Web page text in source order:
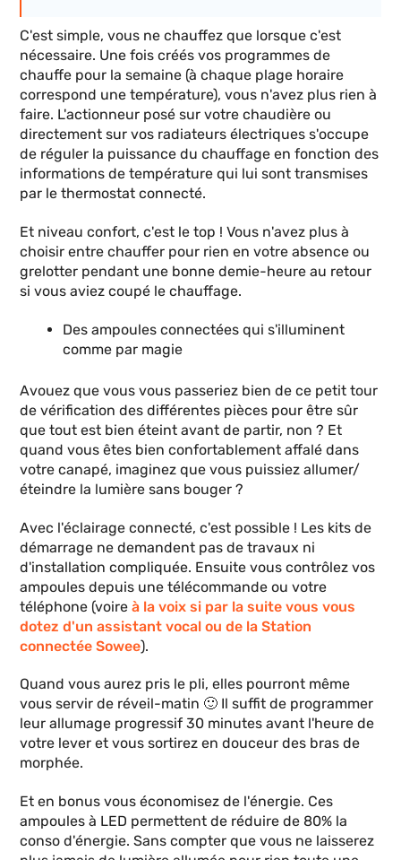
C'est simple, vous ne chauffez que lorsque c'est
nécessaire. Une fois créés vos programmes de
chauffe pour la semaine (à chaque plage horaire
correspond une température), vous n'avez plus rien à
faire. L'actionneur posé sur votre chaudière ou
directement sur vos radiateurs électriques s'occupe
de réguler la puissance du chauffage en fonction des
informations de température qui lui sont transmises
par le thermostat connecté.
Et niveau confort, c'est le top ! Vous n'avez plus à
choisir entre chauffer pour rien en votre absence ou
grelotter pendant une bonne demie-heure au retour
si vous aviez coupé le chauffage.
Des ampoules connectées qui s'illuminent
comme par magie
Avouez que vous vous passeriez bien de ce petit tour
de vérification des différentes pièces pour être sûr
que tout est bien éteint avant de partir, non ? Et
quand vous êtes bien confortablement affalé dans
votre canapé, imaginez que vous puissiez allumer/
éteindre la lumière sans bouger ?
Avec l'éclairage connecté, c'est possible ! Les kits de
démarrage ne demandent pas de travaux ni
d'installation compliquée. Ensuite vous contrôlez vos
ampoules depuis une télécommande ou votre
téléphone (voireà la voix si par la suite vous vous
dotez d'un assistant vocal ou de la Station
connectée Sowee).
Quand vous aurez pris le pli, elles pourront même
vous servir de réveil-matin 🙂 Il suffit de programmer
leur allumage progressif 30 minutes avant l'heure de
votre lever et vous sortirez en douceur des bras de
morphée.
Et en bonus vous économisez de l'énergie. Ces
ampoules à LED permettent de réduire de 80% la
conso d'énergie. Sans compter que vous ne laisserez